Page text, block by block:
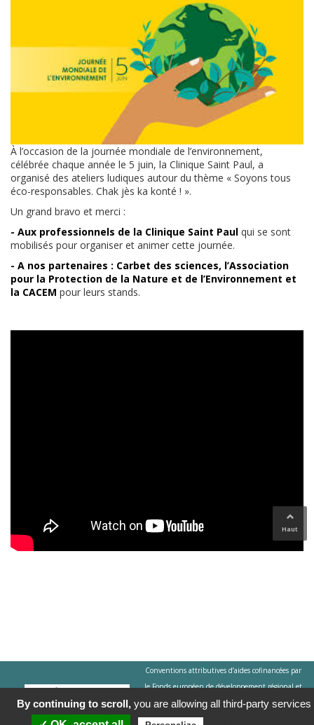
À l’occasion de la journée mondiale de l’environnement,
célébrée chaque année le 5 juin, la Clinique Saint Paul, a
organisé des ateliers ludiques autour du thème « Soyons tous
éco-responsables. Chak jès ka konté ! ».
Un grand bravo et merci :
- Aux professionnels de la Clinique Saint Paul qui se sont
mobilisés pour organiser et animer cette journée.
- A nos partenaires : Carbet des sciences, l’Association
pour la Protection de la Nature et de l’Environnement et
la CACEM pour leurs stands.
Conventions attributives d’aides cofinancées par
le Fonds européen de développement régional et
la Collectivité Territoriale de Martinique dans le
cadre du Programme Martinique FEDER 2021-
Haut
By continuing to scroll, you are allowing all third-party services